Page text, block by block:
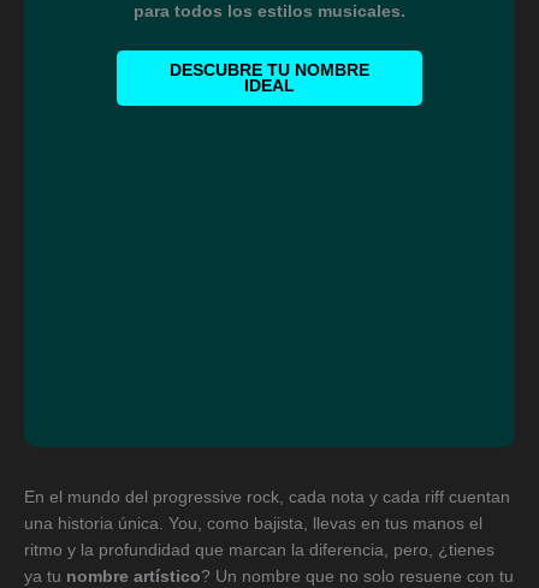
para todos los estilos musicales.
DESCUBRE TU NOMBRE
IDEAL
En el mundo del progressive rock, cada nota y cada riff cuentan
una historia única. You, como bajista, llevas en tus manos el
ritmo y la profundidad que marcan la diferencia, pero, ¿tienes
ya tu nombre artístico? Un nombre que no solo resuene con tu